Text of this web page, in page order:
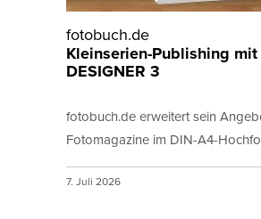
fotobuch.de
Kleinserien-Publishing mit
DESIGNER 3
fotobuch.de erweitert sein
Fotomagazine im DIN-A4-
7. Juli 2026